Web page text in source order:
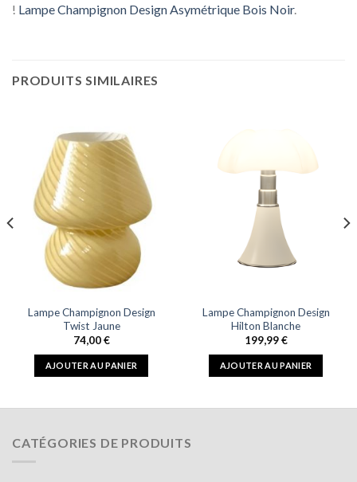
! Lampe Champignon Design Asymétrique Bois Noir.
PRODUITS SIMILAIRES
Lampe Champignon Design
Twist Jaune
74,00€
AJOUTER AU PANIER
Lampe Champignon Design
Hilton Blanche
199,99€
AJOUTER AU PANIER
CATÉGORIES DE PRODUITS